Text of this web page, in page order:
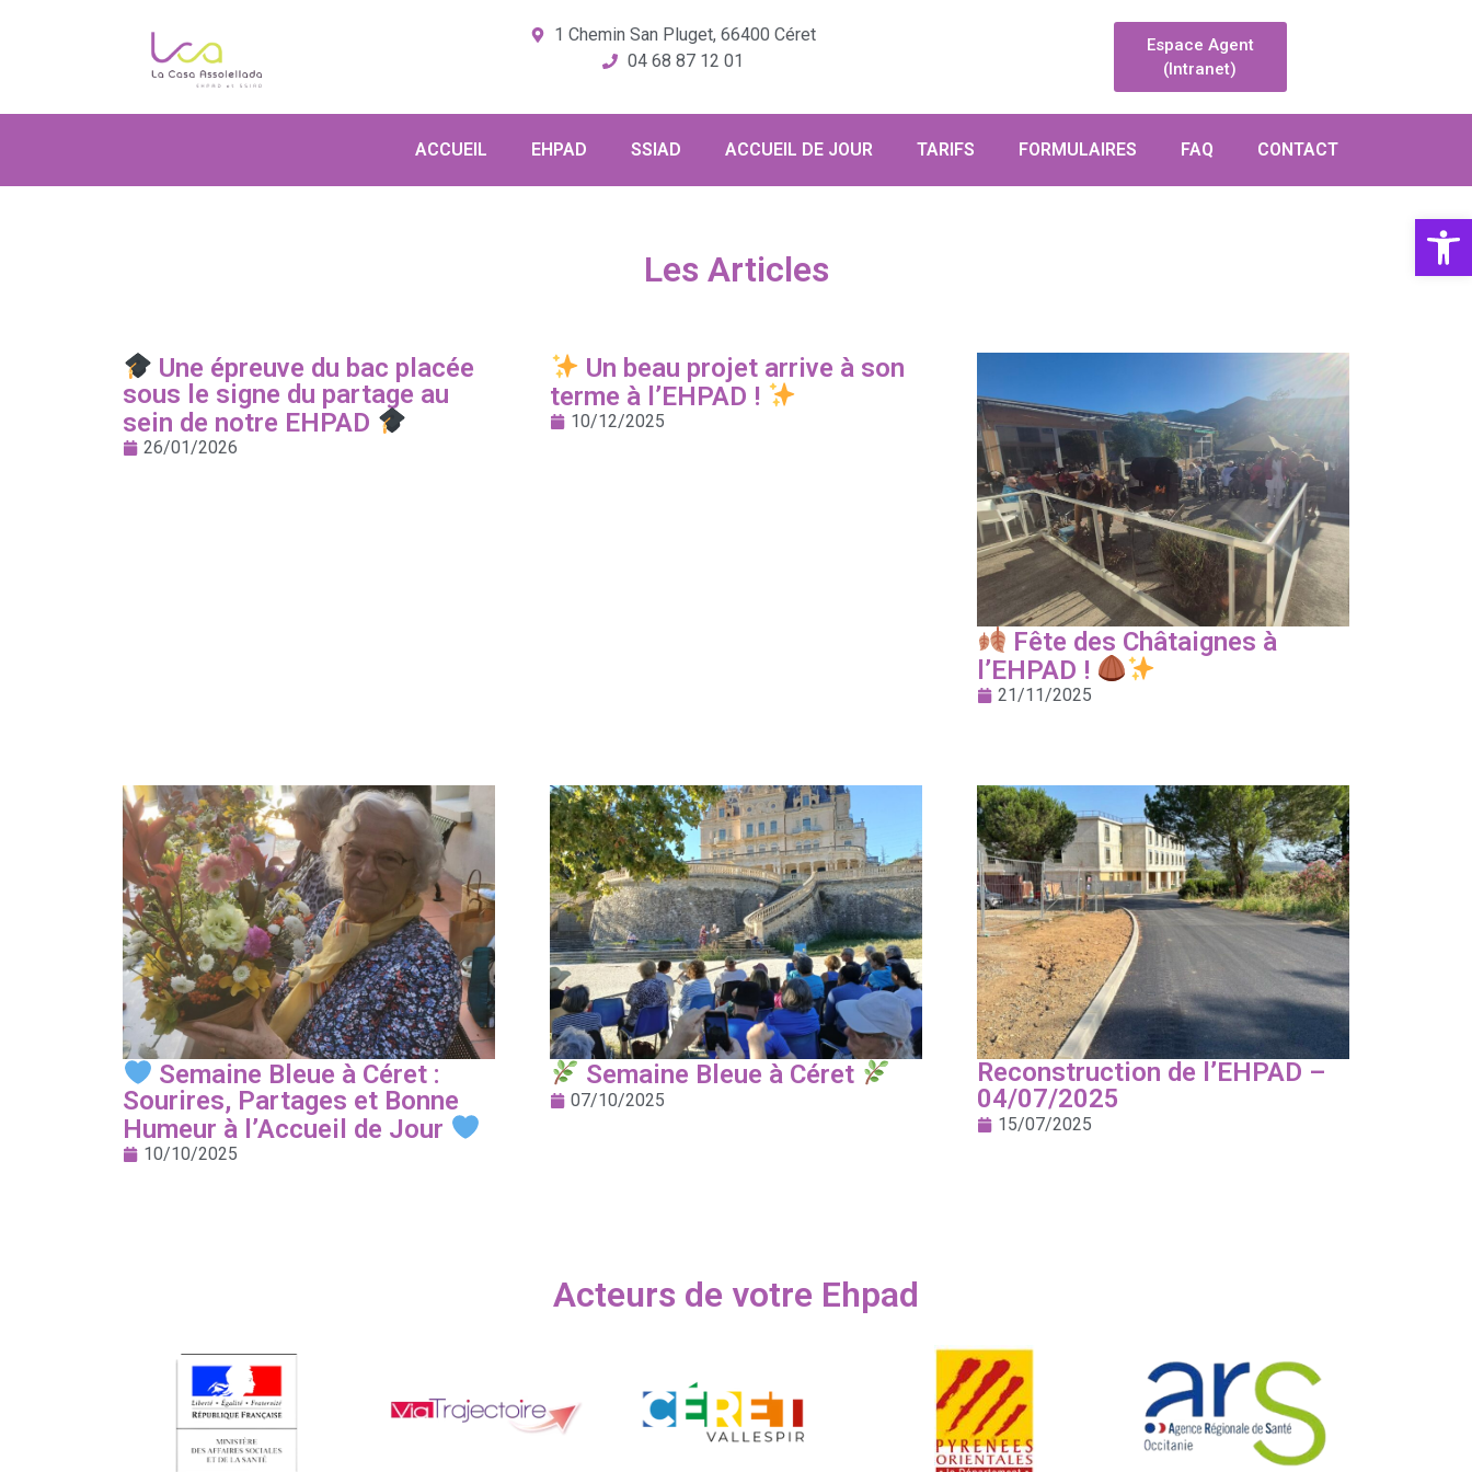
Ouvrir
1 Chemin San Pluget, 66400 Céret
04 68 87 12 01
Espace Agent
(Intranet)
ACCUEIL EHPAD SSIAD ACCUEIL DE JOUR TARIFS FORMULAIRES FAQ CONTACT
Les Articles
Une épreuve du bac placée
sous le signe du partage au
sein de notre EHPAD
26/01/2026
Un beau projet arrive à son
terme à l’EHPAD !
10/12/2025
Fête des Châtaignes à
l’EHPAD !
21/11/2025
Semaine Bleue à Céret :
Sourires, Partages et Bonne
Humeur à l’Accueil de Jour
10/10/2025
Semaine Bleue à Céret
07/10/2025
Reconstruction de l’EHPAD –
04/07/2025
15/07/2025
Acteurs de votre Ehpad